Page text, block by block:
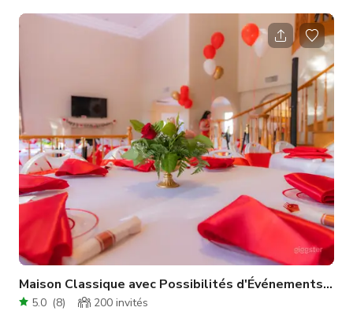
marbre neuves avec lustres. L'espace est parfait pour les
réceptions de mariage, anniversaires, anniversaires de
mariage, réunions d'entreprise, baby showers, bar et bat
mitzvahs et quinceañeras. Notre espace dispose de nombreux
Maison Classique avec Possibilités d'Événements
5.0 (8) 200 invités